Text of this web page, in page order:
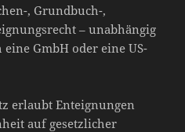
, Grundbuch-,
– unabhängig
GmbH oder eine US-
erlaubt Enteignungen
auf gesetzlicher